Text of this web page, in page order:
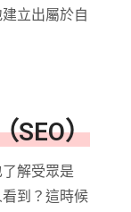
立出屬於自
SEO）
解受眾是
到？這時候